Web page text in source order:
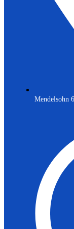
Mendelsohn